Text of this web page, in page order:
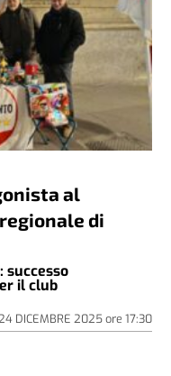
al
di
successo
il club
DICEMBRE 2025ore 17:30